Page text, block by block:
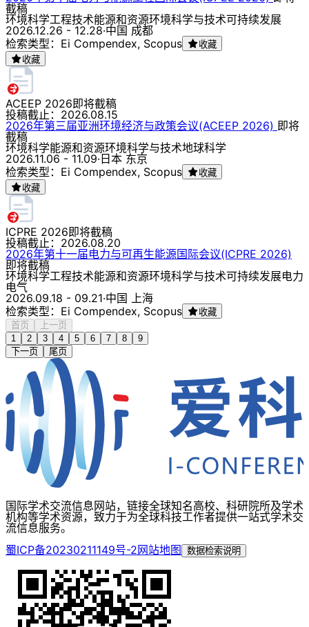
截稿
环境科学工程技术能源和资源环境科学与技术可持续发展
2026.12.26 - 12.28·中国 成都
检索类型：Ei Compendex, Scopus
收藏
收藏
ACEEP 2026即将截稿
投稿截止： 2026.08.15
2026年第三届亚洲环境经济与政策会议(ACEEP 2026) 即将
截稿
环境科学能源和资源环境科学与技术地球科学
2026.11.06 - 11.09·日本 东京
检索类型：Ei Compendex, Scopus
收藏
收藏
ICPRE 2026即将截稿
投稿截止： 2026.08.20
2026年第十一届电力与可再生能源国际会议(ICPRE 2026)
即将截稿
环境科学工程技术能源和资源环境科学与技术可持续发展电力
电气
2026.09.18 - 09.21·中国 上海
检索类型：Ei Compendex, Scopus
收藏
首页
上一页
1
2 3 4 5 6 7 8
9
下一页
尾页
国际学术交流信息网站，链接全球知名高校、科研院所及学术
机构等学术资源，致力于为全球科技工作者提供一站式学术交
流信息服务。
蜀ICP备20230211149号-2网站地图 数据检索说明